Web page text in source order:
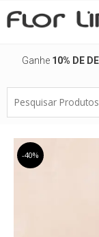
para
Ganhe 10% DE
Produtos
-40%